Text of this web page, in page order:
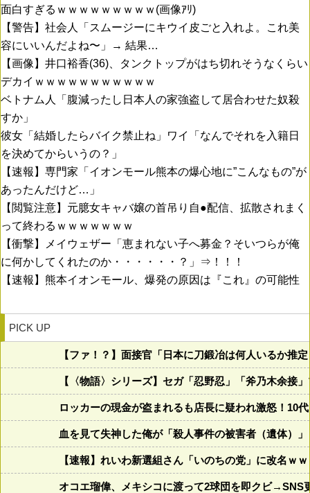
面白すぎるｗｗｗｗｗｗｗｗｗ(画像ｱﾘ)
【警告】社会人「スムージーにキウイ皮ごと入れよ。これ美
容にいいんだよね〜」→ 結果…
【画像】井口裕香(36)、タンクトップがはち切れそうなくらい
デカイｗｗｗｗｗｗｗｗｗｗｗ
ベトナム人「腹減ったし日本人の家強盗して居合わせた奴殺
すか」
彼女「結婚したらバイク禁止ね」ワイ「なんでそれを入籍日
を決めてからいうの？」
【速報】専門家「イオンモール熊本の爆心地に”こんなもの”が
あったんだけど…」
【閲覧注意】元臆女キャバ嬢の首吊り自●配信、拡散されまく
って終わるｗｗｗｗｗｗｗ
【衝撃】メイウェザー「恵まれない子へ募金？そいつらが俺
に何かしてくれたのか・・・・・・？」⇒！！！
【速報】熊本イオンモール、爆発の原因は『これ』の可能性
PICK UP
【ファ！？】面接官「日本に刀鍛冶は何人いるか
【〈物語〉シリーズ】セガ「忍野忍」「斧乃木余接
ロッカーの現金が盗まれるも店長に疑われ激怒！10
血を見て失神した俺が「殺人事件の被害者（遺体）
【速報】れいわ新選組さん「いのちの党」に改名ｗ
オコエ瑠偉、メキシコに渡って2球団を即クビ→SNS